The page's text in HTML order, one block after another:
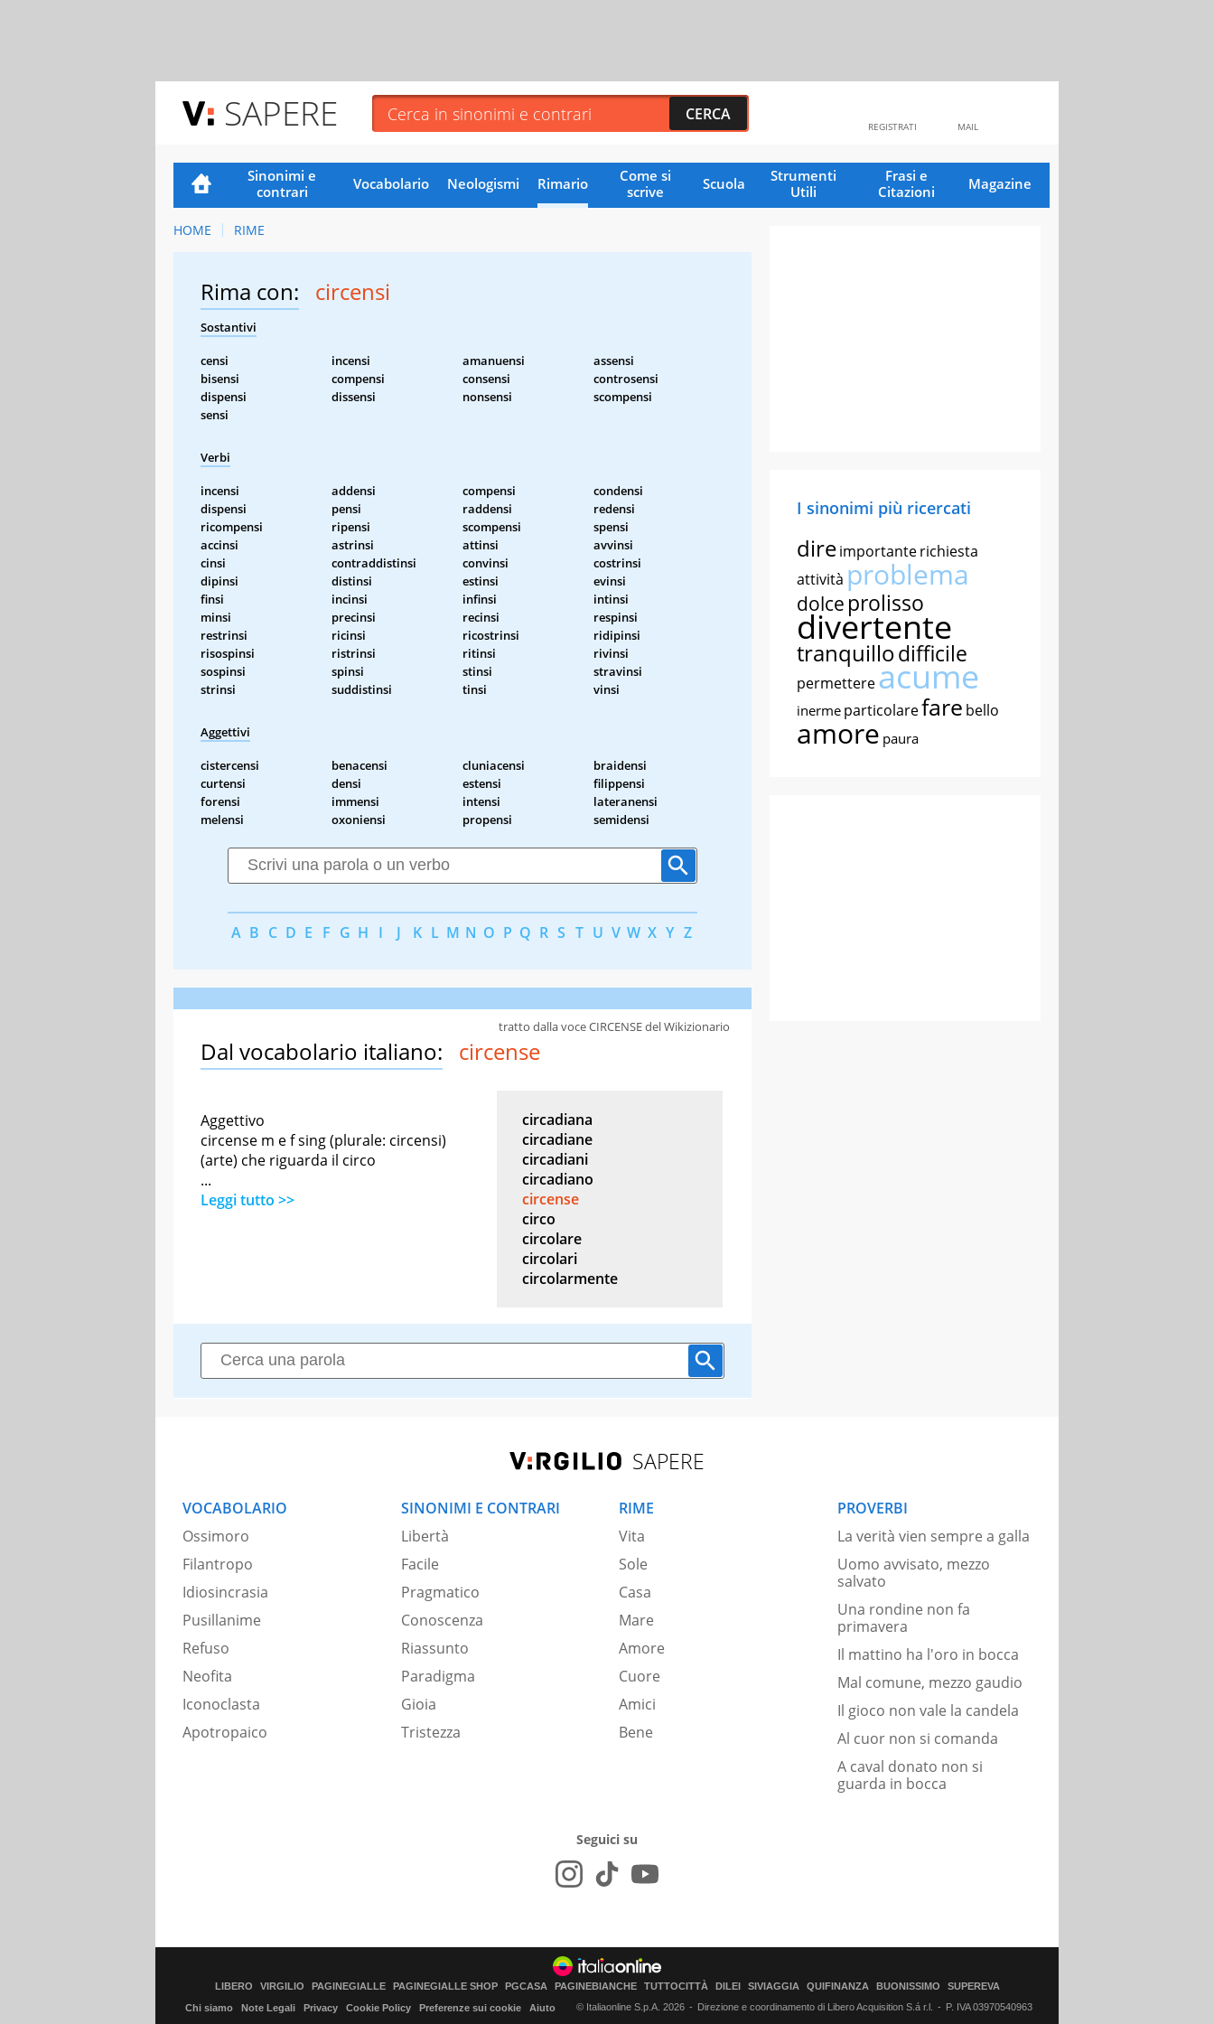
SAPERE MAIL
REGISTRATI
Sinonimi e
contrari
Vocabolario Neologismi Rimario
Come si
scrive
Scuola
Strumenti
Utili
Frasi e
Citazioni
Magazine
HOME RIME
Rima con: circensi
Sostantivi
censi incensi amanuensi
assensi
bisensi
compensi consensi
controsensi
dispensi
dissensi nonsensi
scompensi
sensi
Verbi
incensi addensi compensi
condensi
dispensi
pensi raddensi
redensi
ricompensi
ripensi scompensi
spensi
accinsi
astrinsi attinsi
avvinsi
cinsi
contraddistinsi convinsi
costrinsi
dipinsi
distinsi estinsi
evinsi
finsi
incinsi infinsi
intinsi
minsi
precinsi recinsi
respinsi
restrinsi
ricinsi ricostrinsi
ridipinsi
risospinsi
ristrinsi ritinsi
rivinsi
sospinsi
spinsi stinsi
stravinsi
strinsi
suddistinsi tinsi vinsi
Aggettivi
cistercensi benacensi cluniacensi
braidensi
curtensi
densi estensi
filippensi
forensi
immensi intensi
lateranensi
melensi
oxoniensi propensi semidensi
A B C D E F G H I J K L M N O P Q R S T U V W X Y Z
Dal vocabolario italiano: circense
tratto dalla voce CIRCENSE del Wikizionario
Aggettivo
circense m e f sing (plurale: circensi)
(arte) che riguarda il circo
...
Leggi tutto >>
circadiana
circadiane
circadiani
circadiano
circense
circo
circolare
circolari
circolarmente
I sinonimi più ricercati
direimportanterichiesta
attività problema
dolce prolisso
divertente
tranquillodifficile
permettereacume
inerme particolarefare bello
amore paura
SAPERE
VOCABOLARIO
Ossimoro
Filantropo
Idiosincrasia
Pusillanime
Refuso
Neofita
Iconoclasta
Apotropaico
SINONIMI E CONTRARI
Libertà
Facile
Pragmatico
Conoscenza
Riassunto
Paradigma
Gioia
Tristezza
RIME
Vita
Sole
Casa
Mare
Amore
Cuore
Amici
Bene
PROVERBI
La verità vien sempre a galla
Uomo avvisato, mezzo
salvato
Una rondine non fa
primavera
Il mattino ha l'oro in bocca
Mal comune, mezzo gaudio
Il gioco non vale la candela
Al cuor non si comanda
A caval donato non si
guarda in bocca
Seguici su
LIBERO VIRGILIO PAGINEGIALLE PAGINEGIALLE SHOP PGCASA PAGINEBIANCHE TUTTOCITTÀ DILEI SIVIAGGIA QUIFINANZA BUONISSIMO
SUPEREVA
Chi siamo
Note Legali Privacy Cookie Policy Preferenze sui cookie Aiuto © Italiaonline S.p.A. 2026 Direzione e coordinamento di Libero Acquisition S.á r.l. P. IVA 03970540963